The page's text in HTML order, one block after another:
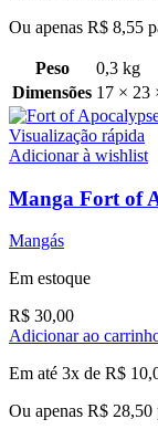
Ou apenas R$ 8,55
Peso
0,3 kg
Dimensões 17 × 23
Visualização rápida
Adicionar à wishlist
Manga Fort of
Mangás
Em estoque
R$ 30,00
Adicionar ao
Em até 3x de R$
Ou apenas R$ 28,50